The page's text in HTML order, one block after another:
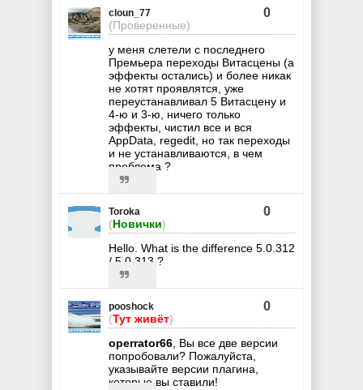
cloun_77
(Проверенные)
0
у меня слетели с последнего
Премьера переходы Витасцены (а
эффекты остались) и более никак
не хотят проявлятся, уже
переустанавливал 5 Витасцену и
4-ю и 3-ю, ничего только
эффекты, чистил все и вся
AppData, regedit, но так переходы
и не устанавливаются, в чем
проблема ?
Toroka
(Новички)
0
Hello. What is the difference 5.0.312
/ 5.0.313 ?
pooshock
(Тут живёт)
0
operrator66, Вы все две версии
попробовали? Пожалуйста,
указывайте версии плагина,
которые вы ставили!